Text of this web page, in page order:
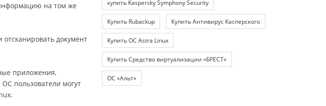
на том же
документ
приложения,
пользователи могут
купить Kaspersky Symphony Security
Купить Rubackup Купить Антивирус Касперского
Купить ОС Astra Linux
Купить Средство виртуализации «БРЕСТ»
ОС «Альт»